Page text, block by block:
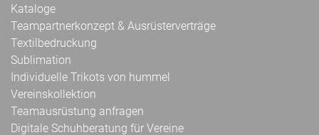
Kataloge
Teampartnerkonzept & Ausrüsterverträge
Textilbedruckung
Sublimation
Individuelle Trikots von hummel
Vereinskollektion
Teamausrüstung anfragen
Digitale Schuhberatung für Vereine